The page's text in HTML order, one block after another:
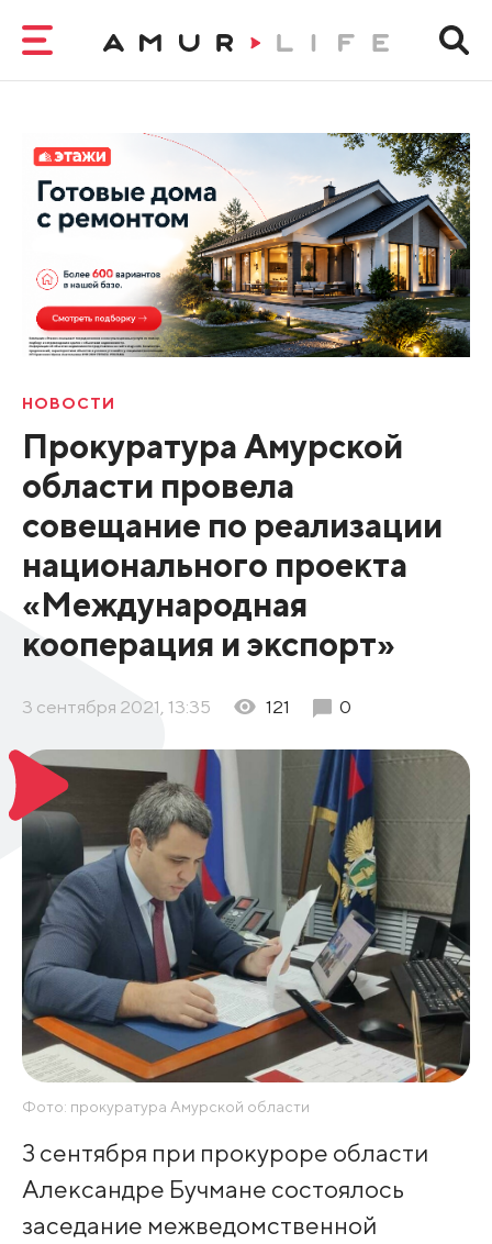
НОВОСТИ
Прокуратура Амурской
области провела
совещание по реализации
национального проекта
«Международная
кооперация и экспорт»
3 сентября 2021, 13:35 121 0
Фото: прокуратура Амурской области
3 сентября при прокуроре области
Александре Бучмане состоялось
заседание межведомственной